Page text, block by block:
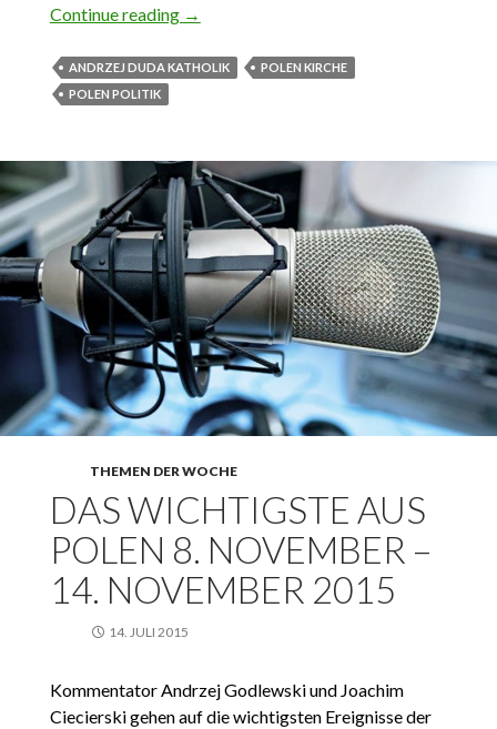
Continue reading Andrzej Duda. An Gottes Segen ist ihm
→
ANDRZEJ DUDA KATHOLIK
POLEN KIRCHE
POLEN POLITIK
THEMEN DER WOCHE
DAS WICHTIGSTE AUS
POLEN 8. NOVEMBER –
14. NOVEMBER 2015
14. JULI 2015
Kommentator Andrzej Godlewski und Joachim
Ciecierski gehen auf die wichtigsten Ereignisse der